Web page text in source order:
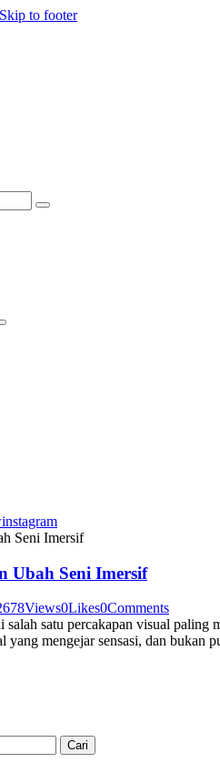
Skip to footer
instagram
Ubah Seni Imersif
78Views0Likes0Comments
salah satu percakapan visual
yang mengejar sensasi, dan